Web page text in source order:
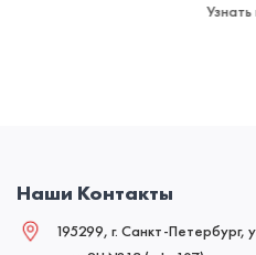
Наши Контакты
195299, г. Санкт-Петербург,